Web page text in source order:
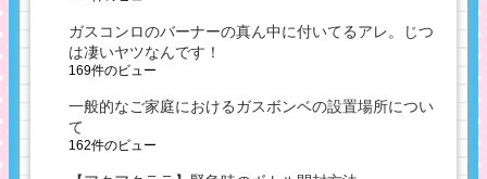
ガスコンロのバーナーの真ん中に付いてるアレ。じつ
は凄いヤツなんです！
169件のビュー
一般的なご家庭におけるガスボンベの設置場所につい
て
162件のビュー